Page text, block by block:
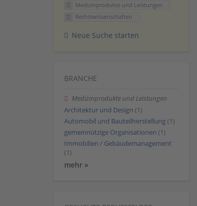
Medizinprodukte und Leistungen
Rechtswissenschaften
Neue Suche starten
BRANCHE
Medizinprodukte und Leistungen
Architektur und Design (1)
Automobil und Bauteilherstellung (1)
gemeinnützige Organisationen (1)
Immobilien / Gebäudemanagement
(1)
mehr »